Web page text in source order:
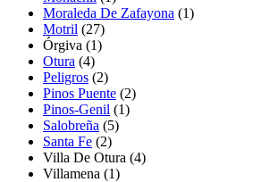
Moraleda De Zafayona (1)
Motril (27)
Órgiva (1)
Otura (4)
Peligros (2)
Pinos Puente (2)
Pinos-Genil (1)
Salobreña (5)
Santa Fe (2)
Villa De Otura (4)
Villamena (1)